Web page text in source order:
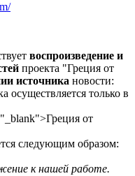
воспроизведение и
проекта "Греция от
источника новости:
осуществляется только в
от
следующим образом:
к нашей работе.